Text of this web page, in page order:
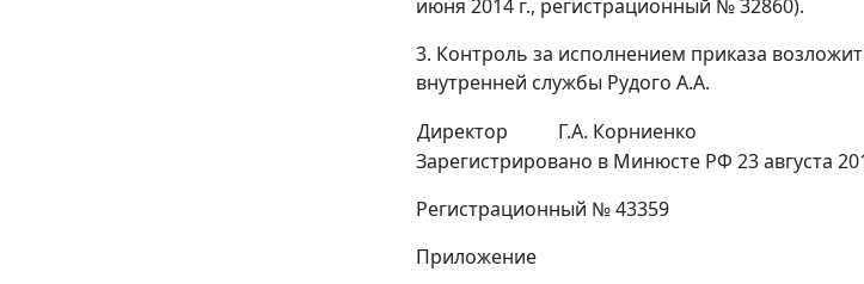
июня 2014 г., регистрационный № 32860).
3. Контроль за исполнением приказа
внутренней службы Рудого А.А.
Директор
Г.А. Корниенко
Зарегистрировано в Минюсте РФ 23 августа
Регистрационный № 43359
Приложение